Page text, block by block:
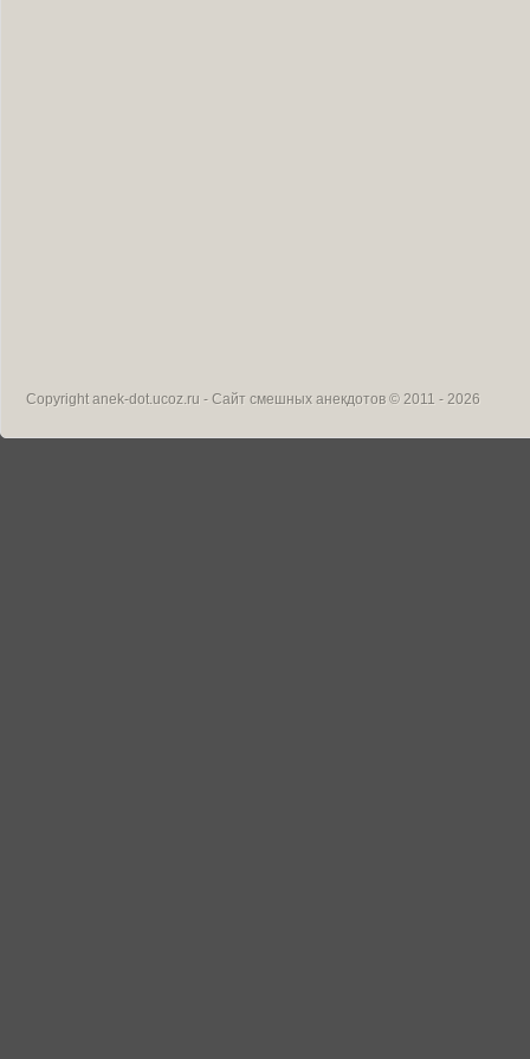
Copyrightanek-dot.ucoz.ru - Сайт смешных анекдотов © 2011 - 2026